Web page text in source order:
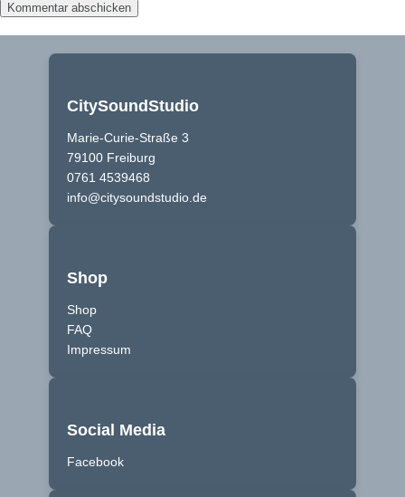
CitySoundStudio
Marie-Curie-Straße 3
79100 Freiburg
0761 4539468
info@citysoundstudio.de
Shop
Shop
FAQ
Impressum
Social Media
Facebook